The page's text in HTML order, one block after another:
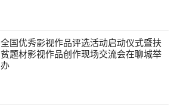
全国优秀影视作品评选活动启动仪式暨扶
贫题材影视作品创作现场交流会在聊城举
办